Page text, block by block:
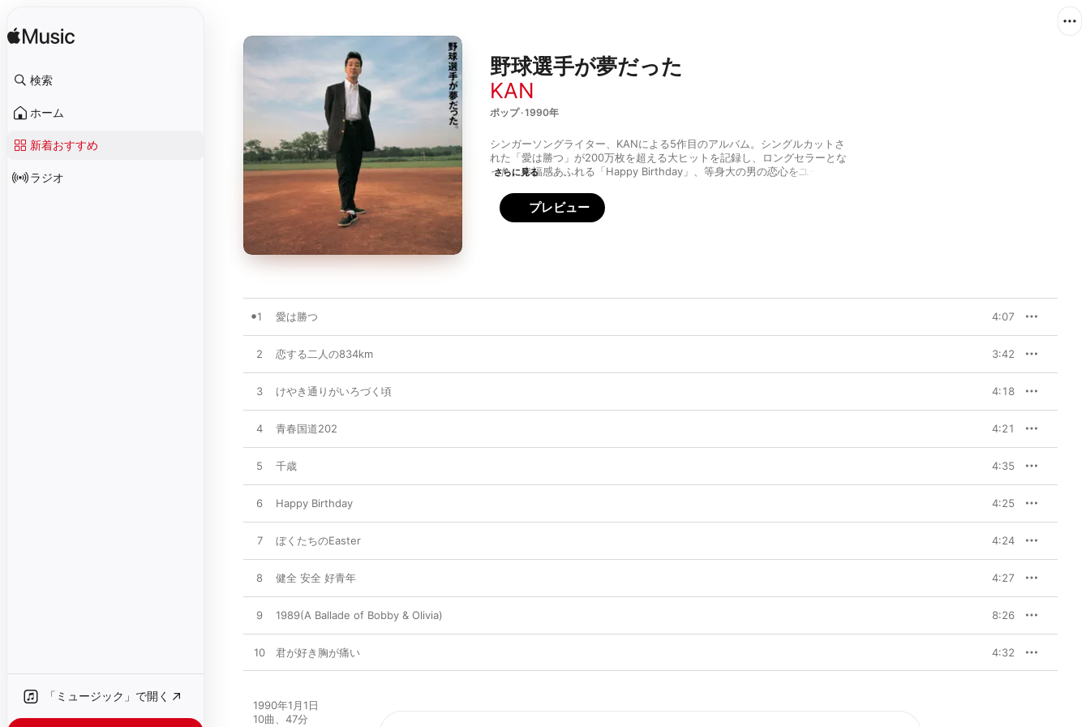
検索
ホーム
新着おすすめ
ラジオ
「ミュージック」で開く
野球選手が夢だった
KAN
ポップ · 1990年
シンガーソングライター、KANによる5作目のアルバム。シングルカットさ
れた「愛は勝つ」が200万枚を超える大ヒットを記録し、ロングセラーとな
った。幸福感あふれる「Happy Birthday」、等身大の男の恋心をユーモラ
富んだ歌詞の親しみやすいラブソングが並ぶ。まるで一本の映画を観たよ
うな余韻を残す「1989(A Ballade of Bobby & Olivia)」は、敬愛するビリ
ー・ジョエルを彷彿とさせる大作バラード。良質なポップスを作り続ける
さらに見る
プレビュー
1 愛は勝つ 4:07
2 恋する二人の834km 3:42
3 けやき通りがいろづく頃 4:18
4 青春国道202 4:21
5 千歳 4:35
6 Happy Birthday 4:25
7 ぼくたちのEaster 4:24
8 健全 安全 好青年 4:27
9 1989(A Ballade of Bobby & Olivia) 8:26
10 君が好き胸が痛い 4:32
1990年1月1日
10曲、47分